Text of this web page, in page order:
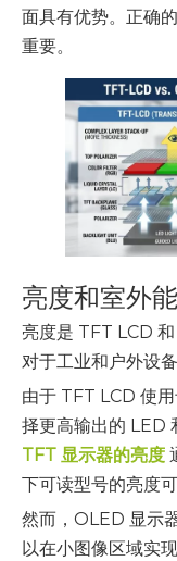
面具有优势。正确
重要。
亮度和室外
亮度是 TFT LCD
对于工业和户外设备
由于 TFT LCD 使
择更高输出的 LED
TFT 显示器的亮度
下可读型号的亮度
然而，OLED 显示
以在小图像区域实